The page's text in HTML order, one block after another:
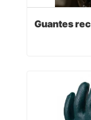
Guantes